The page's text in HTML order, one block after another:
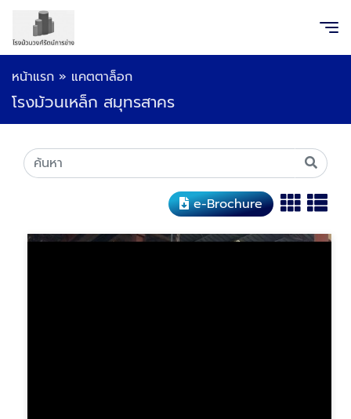
หน้าแรก » แคตตาล็อก
โรงม้วนเหล็ก สมุทรสาคร
e-Brochure